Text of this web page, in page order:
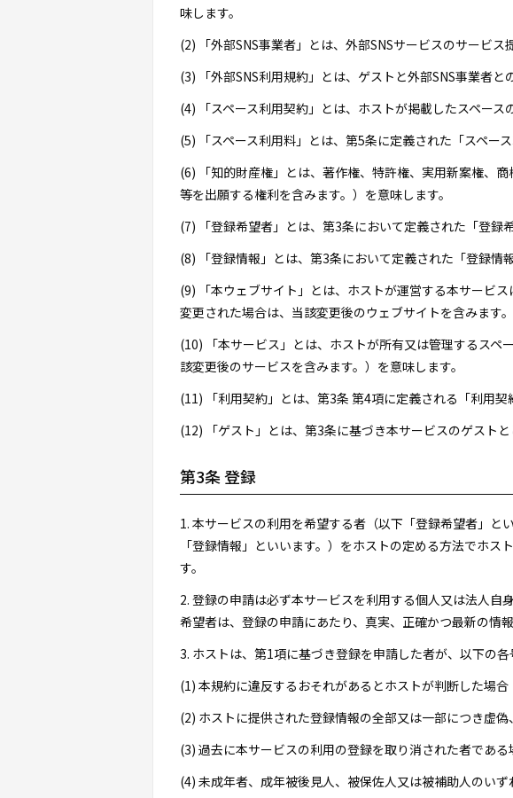
味します。
(2) 「外部SNS事業者」とは、外部SNSサービスのサービス
(3) 「外部SNS利用規約」とは、ゲストと外部SNS事業者と
(4) 「スペース利用契約」とは、ホストが掲載したスペー
(5) 「スペース利用料」とは、第5条に定義された「スペー
(6) 「知的財産権」とは、著作権、特許権、実用新案権、
等を出願する権利を含みます。）を意味します。
(7) 「登録希望者」とは、第3条において定義された「登録
(8) 「登録情報」とは、第3条において定義された「登録情
(9) 「本ウェブサイト」とは、ホストが運営する本サービ
変更された場合は、当該変更後のウェブサイトを含みます。
(10) 「本サービス」とは、ホストが所有又は管理するスペ
該変更後のサービスを含みます。）を意味します。
(11) 「利用契約」とは、第3条 第4項に定義される「利用契
(12) 「ゲスト」とは、第3条に基づき本サービスのゲスト
第3条 登録
1. 本サービスの利用を希望する者（以下「登録希望者」
「登録情報」といいます。）をホストの定める方法でホ
す。
2. 登録の申請は必ず本サービスを利用する個人又は法人
希望者は、登録の申請にあたり、真実、正確かつ最新の情
3. ホストは、第1項に基づき登録を申請した者が、以下の
(1) 本規約に違反するおそれがあるとホストが判断した場合
(2) ホストに提供された登録情報の全部又は一部につき虚
(3) 過去に本サービスの利用の登録を取り消された者である
(4) 未成年者、成年被後見人、被保佐人又は被補助人のい